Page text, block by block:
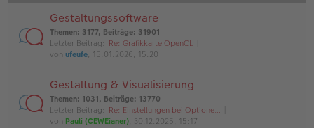
Gestaltungssoftware
Themen: 3177, Beiträge: 31901
Letzter Beitrag: Re: Grafikkarte OpenCL
von ufeufe, 15.01.2026, 15:20
Gestaltung & Visualisierung
Themen: 1031, Beiträge: 13770
Letzter Beitrag: Re: Einstellungen bei Optione…
von Pauli (CEWEianer), 30.12.2025, 15:17